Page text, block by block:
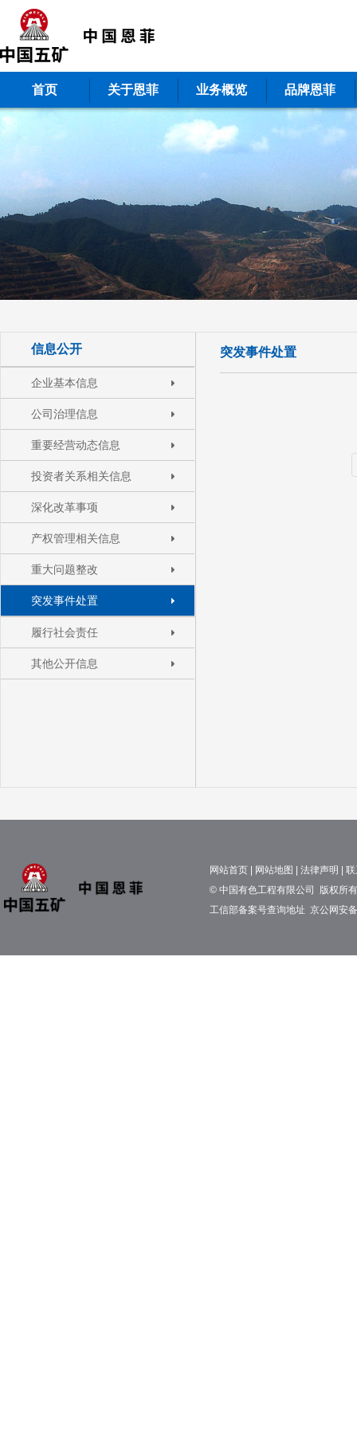
首页 关于恩菲 业务概览 品牌恩菲
信息公开
企业基本信息
公司治理信息
重要经营动态信息
投资者关系相关信息
深化改革事项
产权管理相关信息
重大问题整改
突发事件处置
履行社会责任
其他公开信息
突发事件处置
网站首页 网站地图 法律声明
© 中国有色工程有限公司 版权所
工信部备案号查询地址 京公网安